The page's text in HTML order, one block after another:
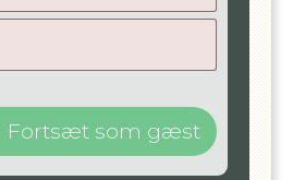
Fortsæt som gæst